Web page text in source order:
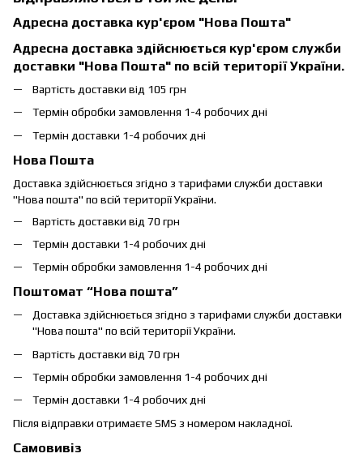
Адресна доставка кур'єром "Нова Пошта"
Адресна доставка здійснюється кур'єром служби
доставки "Нова Пошта" по всій території України.
Вартість доставки від 105 грн
Термін обробки замовлення 1-4 робочих дні
Термін доставки 1-4 робочих дні
Нова Пошта
Доставка здійснюється згідно з тарифами служби доставки
"Нова пошта" по всій території України.
Вартість доставки від 70 грн
Термін доставки 1-4 робочих дні
Термін обробки замовлення 1-4 робочих дні
Поштомат “Нова пошта”
Доставка здійснюється згідно з тарифами служби доставки
"Нова пошта" по всій території України.
Вартість доставки від 70 грн
Термін обробки замовлення 1-4 робочих дні
Термін доставки 1-4 робочих дні
Після відправки отримаєте SMS з номером накладної.
Самовивіз